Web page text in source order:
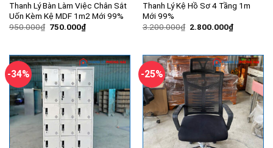
Thanh Lý Bàn Làm Việc Chân Sắt
Uốn Kèm Kệ MDF 1m2 Mới 99%
950.000₫ Giá
750.000₫Giá
hiện
750.000₫.
Thanh Lý Kệ Hồ Sơ 4 Tầng 1m
Mới 99%
3.200.000₫ Giá
2.800.000₫Giá
hiện
-34% -25%